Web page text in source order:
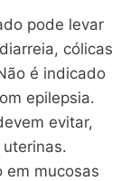
pode levar
cólicas
é indicado
epilepsia.
evitar,
em mucosas